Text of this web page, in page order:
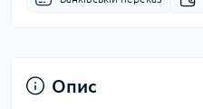
Опис